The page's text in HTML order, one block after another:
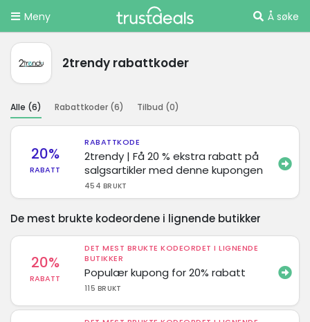
Meny Å søke
2trendy rabattkoder
Alle (6) Rabattkoder (6) Tilbud (0)
20%
RABATT
RABATTKODE
2trendy | Få 20 % ekstra rabatt på
salgsartikler med denne kupongen
454 BRUKT
De mest brukte kodeordene i lignende butikker
20%
RABATT
DET MEST BRUKTE KODEORDET I LIGNENDE
BUTIKKER
Populær kupong for 20% rabatt
115 BRUKT